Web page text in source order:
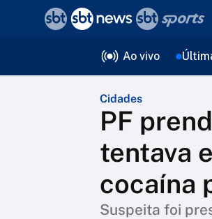
Ao vivo
Cidades
PF
tentava
cocaína
Suspeita foi
voltar
Editorias